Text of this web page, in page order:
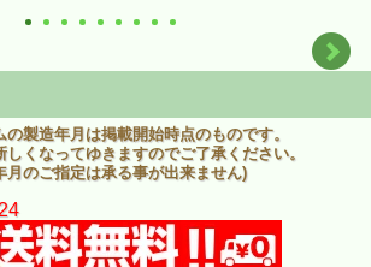
製造年月は掲載開始時点のものです。
くなってゆきますのでご了承ください。
月のご指定は承る事が出来ません)